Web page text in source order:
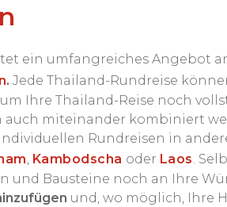
ein umfangreiches Angebot
. Jede Thailand-Rundreise
Ihre Thailand-Reise noch
auch miteinander kombiniert
Rundreisen in
, Kambodscha oder Laos.
und Bausteine noch an Ihre
und, wo möglich, Ihre